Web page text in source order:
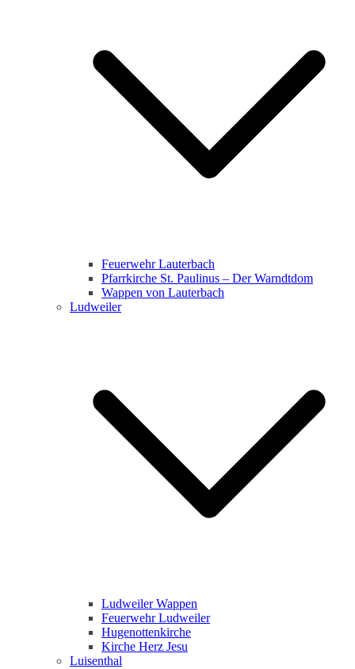
Feuerwehr Lauterbach
Pfarrkirche St. Paulinus – Der Warndtdom
Wappen von Lauterbach
Ludweiler
Ludweiler Wappen
Feuerwehr Ludweiler
Hugenottenkirche
Kirche Herz Jesu
Luisenthal